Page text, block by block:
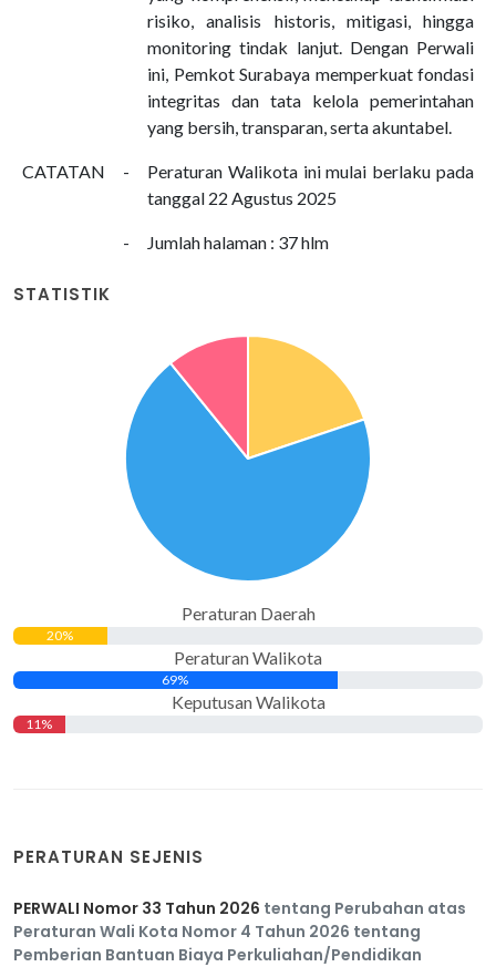
risiko, analisis historis, mitigasi, hingga
monitoring tindak lanjut. Dengan Perwali
ini, Pemkot Surabaya memperkuat fondasi
integritas dan tata kelola pemerintahan
yang bersih, transparan, serta akuntabel.
CATATAN -
Peraturan Walikota ini mulai berlaku pada
tanggal 22 Agustus 2025
- Jumlah halaman : 37 hlm
STATISTIK
Peraturan Daerah
20%
Peraturan Walikota
69%
Keputusan Walikota
11%
PERATURAN SEJENIS
PERWALI Nomor 33 Tahun 2026 tentang Perubahan atas
Peraturan Wali Kota Nomor 4 Tahun 2026 tentang
Pemberian Bantuan Biaya Perkuliahan/Pendidikan